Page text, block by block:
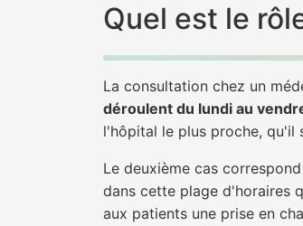
Quel est le
La consultation chez un
déroulent du lundi au
l'hôpital le plus proche, qu'il
Le deuxième cas
dans cette plage d'horaires
aux patients une prise en